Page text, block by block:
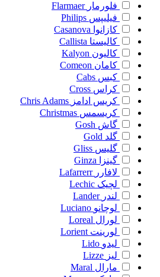
فلورمار Flarmaer
فیلیپس Philips
کازانوا Casanova
کالیستا Callista
کالیون Kalyon
کامان Comeon
کبس Cabs
کراس Cross
کریس ادامز Chris Adams
کریسمس Christmas
گاش Gosh
گلد Gold
گلیس Gliss
گینزا
Ginza
لافارر Lafarrerr
لچیک Lechic
لندر Lander
لوچانو Luciano
لورال Loreal
لورینت Lorient
لیدو Lido
لیز Lizze
مارال Maral